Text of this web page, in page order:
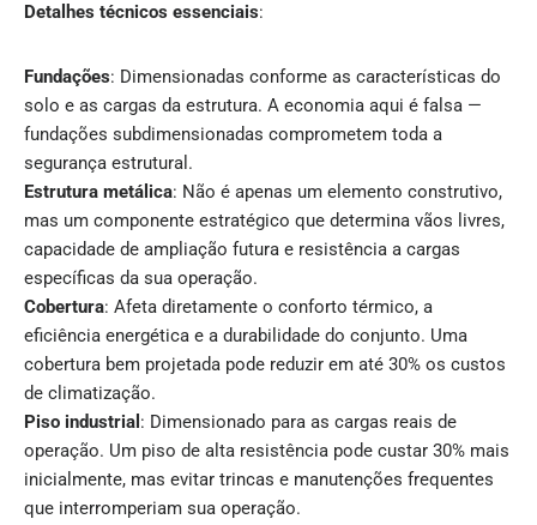
Detalhes técnicos essenciais:
Fundações: Dimensionadas conforme as características do
solo e as cargas da estrutura. A economia aqui é falsa —
fundações subdimensionadas comprometem toda a
segurança estrutural.
Estrutura metálica: Não é apenas um elemento construtivo,
mas um componente estratégico que determina vãos livres,
capacidade de ampliação futura e resistência a cargas
específicas da sua operação.
Cobertura: Afeta diretamente o conforto térmico, a
eficiência energética e a durabilidade do conjunto. Uma
cobertura bem projetada pode reduzir em até 30% os custos
de climatização.
Piso industrial : Dimensionado para as cargas reais de
operação. Um piso de alta resistência pode custar 30% mais
inicialmente, mas evitar trincas e manutenções frequentes
que interromperiam sua operação.